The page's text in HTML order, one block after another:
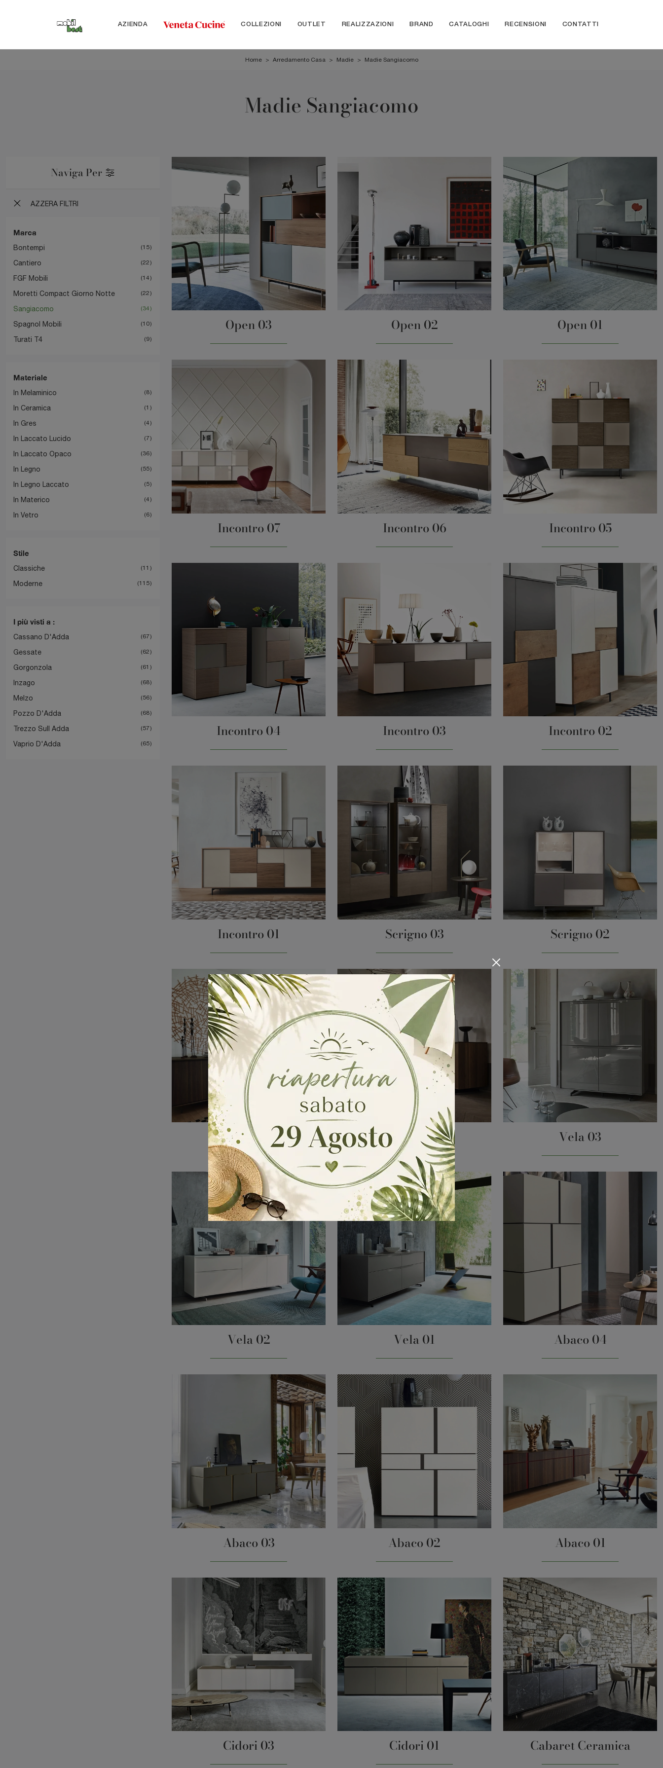
AZIENDA COLLEZIONI OUTLET REALIZZAZIONI BRAND CATALOGHI RECENSIONI CONTATTI
Home > Arredamento Casa > Madie > Madie Sangiacomo
Madie Sangiacomo
Naviga Per
AZZERA FILTRI
Marca
Bontempi 15
Cantiero 22
FGF Mobili 14
Moretti Compact Giorno Notte 22
Sangiacomo 34
Spagnol Mobili 10
Turati T4 9
Materiale
In Melaminico 8
In Ceramica 1
In Gres 4
In Laccato Lucido 7
In Laccato Opaco 36
In Legno 55
In Legno Laccato 5
In Materico 4
In Vetro 6
Stile
Classiche 11
Moderne 115
I più visti a :
Cassano D'Adda 67
Gessate 62
Gorgonzola 61
Inzago 68
Melzo 56
Pozzo D'Adda 68
Trezzo Sull Adda 57
Vaprio D'Adda 65
Open 03 Open 02 Open 01
Incontro 07 Incontro 06 Incontro 05
Incontro 04 Incontro 03 Incontro 02
Incontro 01 Scrigno 03 Scrigno 02
Scrigno 01 Vela 04 Vela 03
Vela 02 Vela 01 Abaco 04
Abaco 03 Abaco 02 Abaco 01
Cidori 03 Cidori 01 Cabaret Ceramica